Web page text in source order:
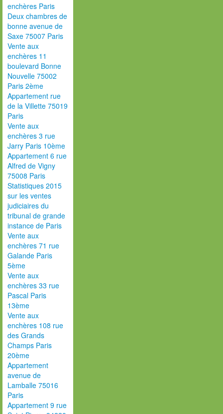
enchères Paris
Deux chambres de
bonne avenue de
Saxe 75007 Paris
Vente aux
enchères 11
boulevard Bonne
Nouvelle 75002
Paris 2ème
Appartement rue
de la Villette 75019
Paris
Vente aux
enchères 3 rue
Jarry Paris 10ème
Appartement 6 rue
Alfred de Vigny
75008 Paris
Statistiques 2015
sur les ventes
judiciaires du
tribunal de grande
instance de Paris
Vente aux
enchères 71 rue
Galande Paris
5ème
Vente aux
enchères 33 rue
Pascal Paris
13ème
Vente aux
enchères 108 rue
des Grands
Champs Paris
20ème
Appartement
avenue de
Lamballe 75016
Paris
Appartement 9 rue